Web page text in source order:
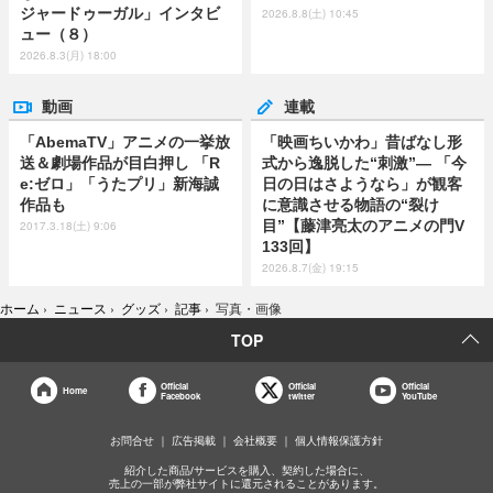
ジャードゥーガル」インタビ
ュー（８）
2026.8.3(月) 18:00
2026.8.8(土) 10:45
動画
「AbemaTV」アニメの一挙放
送＆劇場作品が目白押し 「R
e:ゼロ」「うたプリ」新海誠
作品も
2017.3.18(土) 9:06
連載
「映画ちいかわ」昔ばなし形
式から逸脱した“刺激”― 「今
日の日はさようなら」が観客
に意識させる物語の“裂け
目”【藤津亮太のアニメの門V
133回】
2026.8.7(金) 19:15
ホーム › ニュース › グッズ › 記事 › 写真・画像
TOP
Home
Official
Facebook
Official
twitter
Official
YouTube
お問合せ 広告掲載 会社概要 個人情報保護方針
紹介した商品/サービスを購入、契約した場合に、
売上の一部が弊社サイトに還元されることがあります。